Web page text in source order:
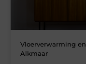
Vloerverwarming
Alkmaar